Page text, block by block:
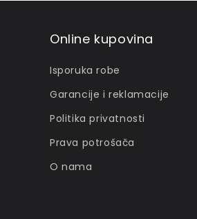
Online kupovina
Isporuka robe
Garancije i reklamacije
Politika privatnosti
Prava potrošača
O nama